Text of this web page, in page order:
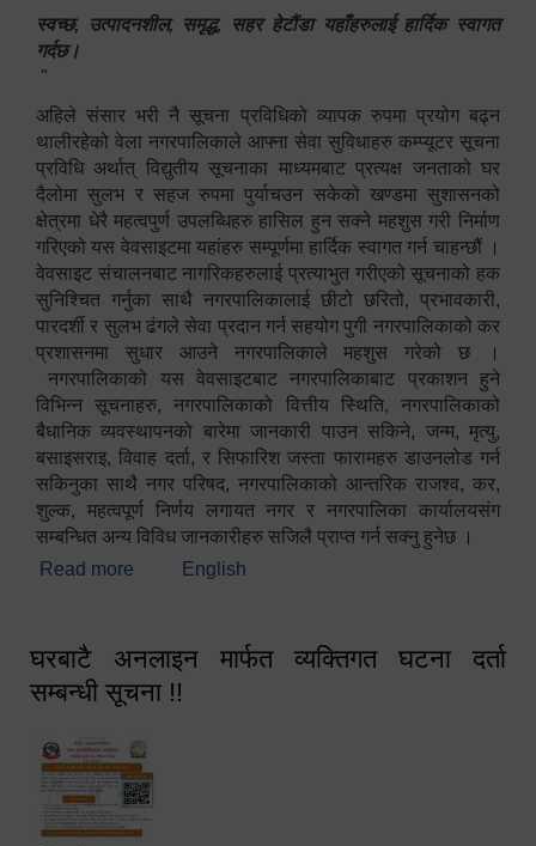
स्वच्छ, उत्पादनशील, समृद्ध, सहर हेटौंडा यहाँहरुलाई हार्दिक स्वागत
गर्दछ।
"
अहिले संसार भरी नै सूचना प्रविधिको व्यापक रुपमा प्रयोग बढ्न
थालीरहेको वेला नगरपालिकाले आफ्ना सेवा सुविधाहरु कम्प्यूटर सूचना
प्रविधि अर्थात् विद्युतीय सूचनाका माध्यमबाट प्रत्यक्ष जनताको घर
दैलोमा सुलभ र सहज रुपमा पुर्याचउन सकेको खण्डमा सुशासनको
क्षेत्रमा धेरै महत्वपुर्ण उपलब्धिहरु हासिल हुन सक्ने महशुस गरी निर्माण
गरिएको यस वेवसाइटमा यहांहरु सम्पूर्णमा हार्दिक स्वागत गर्न चाहन्छौं ।
वेवसाइट संचालनबाट नागरिकहरुलाई प्रत्याभुत गरीएको सूचनाको हक
सुनिश्चित गर्नुका साथै नगरपालिकालाई छीटो छरितो, प्रभावकारी,
पारदर्शी र सुलभ ढंगले सेवा प्रदान गर्न सहयोग पुगी नगरपालिकाको कर
प्रशासनमा सुधार आउने नगरपालिकाले महशुस गरेको छ ।
नगरपालिकाको यस वेवसाइटबाट नगरपालिकाबाट प्रकाशन हुने
विभिन्न सूचनाहरु, नगरपालिकाको वित्तीय स्थिति, नगरपालिकाको
बैधानिक व्यवस्थापनको बारेमा जानकारी पाउन सकिने, जन्म, मृत्यु,
बसाइसराइ, विवाह दर्ता, र सिफारिश जस्ता फारामहरु डाउनलोड गर्न
सकिनुका साथै नगर परिषद, नगरपालिकाको आन्तरिक राजश्व, कर,
शुल्क, महत्वपूर्ण निर्णय लगायत नगर र नगरपालिका कार्यालयसंग
सम्बन्धित अन्य विविध जानकारीहरु सजिलै प्राप्त गर्न सक्नु हुनेछ ।
Read more about स्वागतम!!!
English
घरबाटै अनलाइन मार्फत व्यक्तिगत घटना दर्ता
सम्बन्धी सूचना !!